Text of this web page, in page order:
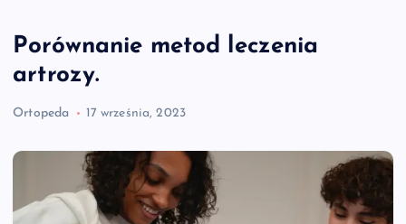
Porównanie metod leczenia
artrozy.
Ortopeda 17 września, 2023